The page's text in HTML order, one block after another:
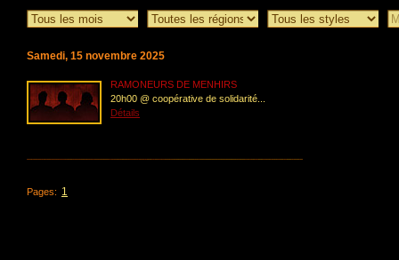
Samedi, 15 novembre 2025
RAMONEURS DE MENHIRS
20h00 @ coopérative de solidarité...
Détails
Pages: 1